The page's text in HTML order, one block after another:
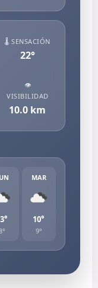
🌡️ SENSACIÓN
22°
👁️
VISIBILIDAD
10.0 km
MAR
10°
9°